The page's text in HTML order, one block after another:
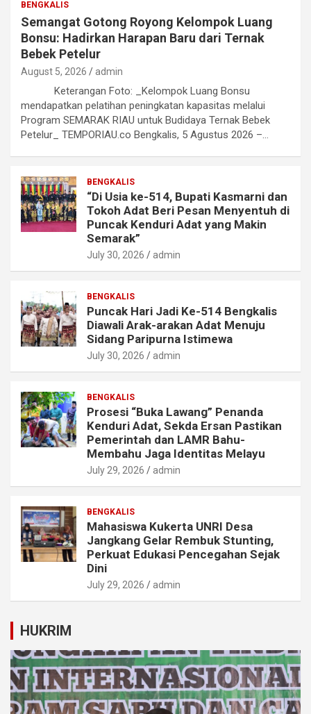
BENGKALIS
Semangat Gotong Royong Kelompok Luang
Bonsu: Hadirkan Harapan Baru dari Ternak
Bebek Petelur
August 5, 2026 admin
Keterangan Foto: _Kelompok Luang Bonsu
mendapatkan pelatihan peningkatan kapasitas melalui
Program SEMARAK RIAU untuk Budidaya Ternak Bebek
Petelur_ TEMPORIAU.co Bengkalis, 5 Agustus 2026 –…
BENGKALIS
“Di Usia ke-514, Bupati Kasmarni dan
Tokoh Adat Beri Pesan Menyentuh di
Puncak Kenduri Adat yang Makin
Semarak”
July 30, 2026 admin
BENGKALIS
Puncak Hari Jadi Ke-514 Bengkalis
Diawali Arak-arakan Adat Menuju
Sidang Paripurna Istimewa
July 30, 2026 admin
BENGKALIS
Prosesi “Buka Lawang” Penanda
Kenduri Adat, Sekda Ersan Pastikan
Pemerintah dan LAMR Bahu-
Membahu Jaga Identitas Melayu
July 29, 2026 admin
BENGKALIS
Mahasiswa Kukerta UNRI Desa
Jangkang Gelar Rembuk Stunting,
Perkuat Edukasi Pencegahan Sejak
Dini
July 29, 2026 admin
HUKRIM